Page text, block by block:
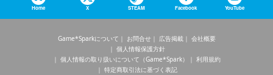
Home X STEAM Facebook YouTube
Game*Sparkについて お問合せ 広告掲載
会社概要
個人情報保護方針
個人情報の取り扱いについて（Game*Spark）
利用規約
特定商取引法に基づく表記